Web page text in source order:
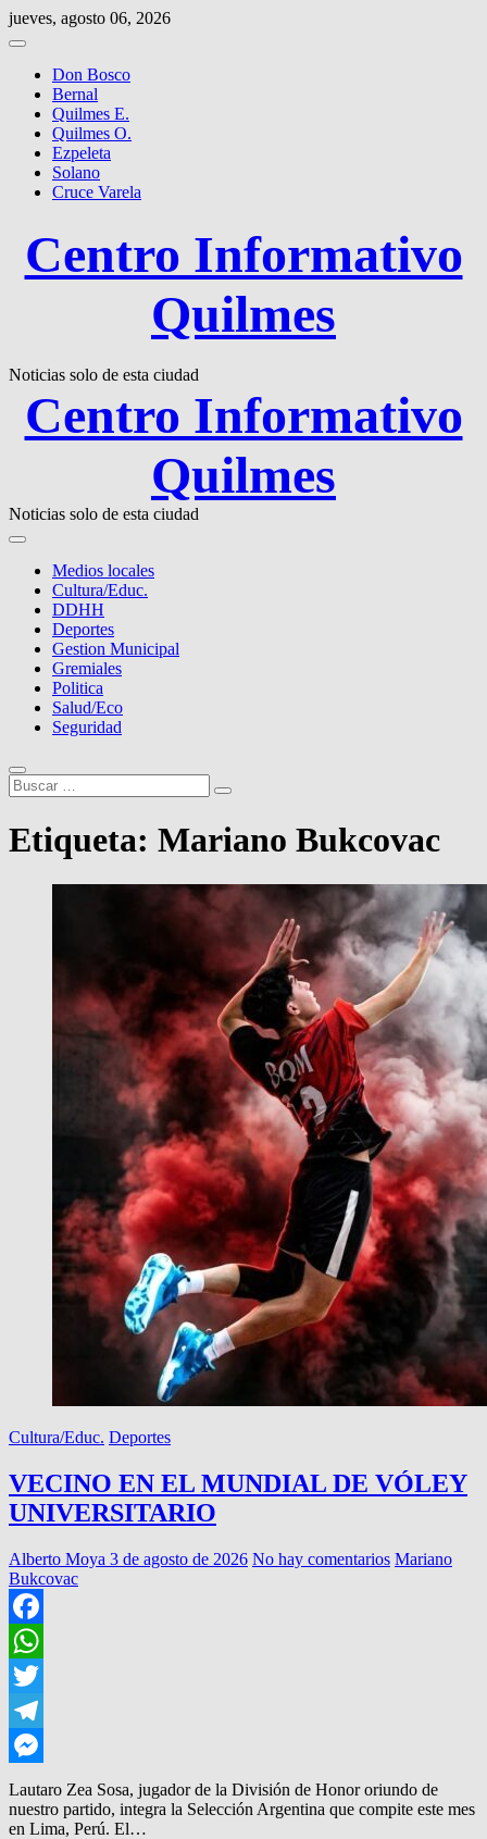
Saltar
al
jueves, agosto 06, 2026
Don Bosco
Bernal
Quilmes E.
Quilmes O.
Ezpeleta
Solano
Cruce Varela
Centro Informativo
Quilmes
Noticias solo de esta ciudad
Centro Informativo
Quilmes
Noticias solo de esta ciudad
Medios locales
Cultura/Educ.
DDHH
Deportes
Gestion Municipal
Gremiales
Politica
Salud/Eco
Seguridad
Buscar
…
Etiqueta: Mariano Bukcovac
Cultura/Educ. Deportes
VECINO EN EL MUNDIAL DE VÓLEY
UNIVERSITARIO
Alberto Moya 3 de agosto de 2026 No hay comentarios Mariano
Bukcovac
Facebook
WhatsApp
Twitter
Telegram
Messenger
Lautaro Zea Sosa, jugador de la División de Honor oriundo de
nuestro partido, integra la Selección Argentina que compite este mes
en Lima, Perú. El…